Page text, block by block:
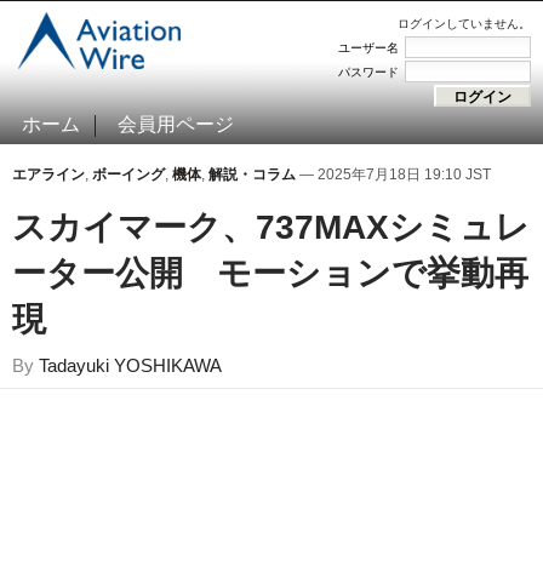
ログインしていません。
ユーザー名
パスワード
ホーム 会員用ページ
エアライン, ボーイング, 機体, 解説・コラム — 2025年7月18日 19:10 JST
スカイマーク、737MAXシミュレ
ーター公開 モーションで挙動再
現
By Tadayuki YOSHIKAWA